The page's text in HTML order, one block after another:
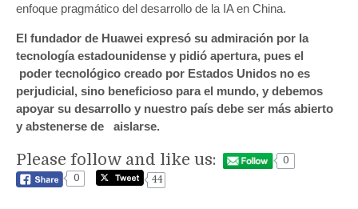
enfoque pragmático del desarrollo de la IA en China.
El fundador de Huawei expresó su admiración por la
tecnología estadounidense y pidió apertura, pues el
poder tecnológico creado por Estados Unidos no es
perjudicial, sino beneficioso para el mundo, y debemos
apoyar su desarrollo y nuestro país debe ser más abierto
y abstenerse de aislarse.
Please follow and like us:
0
0
44